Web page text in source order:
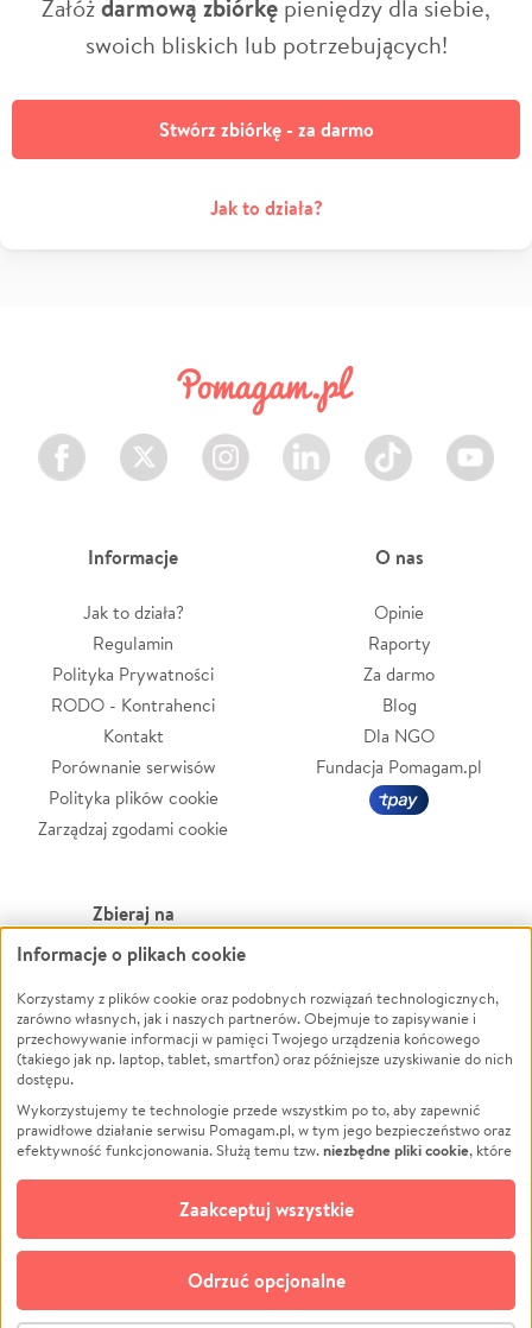
Załóżdarmową zbiórkę pieniędzy dla siebie,
swoich bliskich lub potrzebujących!
Stwórz zbiórkę - za darmo
Jak to działa?
Facebook Twitter Instagram LinkedIn TikTok Youtube
Informacje
Jak to działa?
Regulamin
Polityka Prywatności
RODO - Kontrahenci
Kontakt
Porównanie serwisów
Polityka plików cookie
Zarządzaj zgodami cookie
O nas
Opinie
Raporty
Za darmo
Blog
Dla NGO
Fundacja Pomagam.pl
Zbieraj na
Leczenie
Zwierzęta
Pożar
Ukraina
Pomoc Finansowa
Projekty
Pogrzeb
Społeczność lokalna
Kultura
Powódź
Wichura
NGO
Edukacja
Podróż
Impreza
Ochrona środowiska
Biznes
Informacje o plikach cookie
Korzystamy z plików cookie oraz podobnych rozwiązań technologicznych,
zarówno własnych, jak i naszych partnerów. Obejmuje to zapisywanie i
przechowywanie informacji w pamięci Twojego urządzenia końcowego
(takiego jak np. laptop, tablet, smartfon) oraz późniejsze uzyskiwanie do nich
dostępu.
Wykorzystujemy te technologie przede wszystkim po to, aby zapewnić
prawidłowe działanie serwisu Pomagam.pl, w tym jego bezpieczeństwo oraz
efektywność funkcjonowania. Służą temu tzw.niezbędne pliki cookie, które
opcjonalnych plików cookie
technologii do celów analitycznych i retargetingowych. Możesz wyrazić
zgodę na ich stosowanie lub jej odmówić. W dowolnym momencie masz
możliwość zmiany swoich preferencji na stronie „Zarządzaj zgodami cookie”,
do której link znajdziesz w stopce serwisu Pomagam.pl. Opcjonalne pliki
cookie wykorzystywane są w następujących celach:
Odrzuć opcjonalne
Zaakceptuj wszystkie